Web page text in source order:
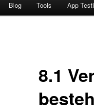
Blog Tools App
8.1